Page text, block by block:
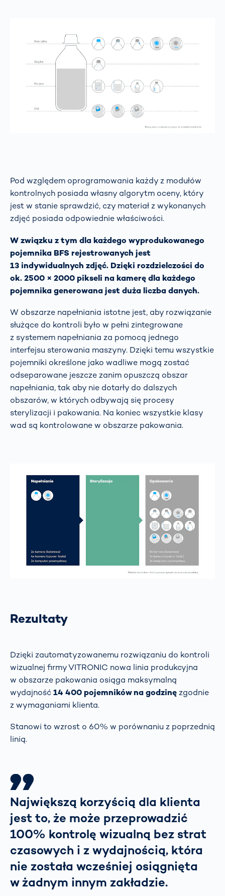
Pod względem oprogramowania każdy z modułów
kontrolnych posiada własny algorytm oceny, który
jest w stanie sprawdzić, czy materiał z wykonanych
zdjęć posiada odpowiednie właściwości.
W związku z tym dla każdego wyprodukowanego
pojemnika BFS rejestrowanych jest
13 indywidualnych zdjęć. Dzięki rozdzielczości do
ok. 2500 × 2000 pikseli na kamerę dla każdego
pojemnika generowana jest duża liczba danych.
W obszarze napełniania istotne jest, aby rozwiązanie
służące do kontroli było w pełni zintegrowane
z systemem napełniania za pomocą jednego
interfejsu sterowania maszyny. Dzięki temu wszystkie
pojemniki określone jako wadliwe mogą zostać
odseparowane jeszcze zanim opuszczą obszar
napełniania, tak aby nie dotarły do dalszych
obszarów, w których odbywają się procesy
sterylizacji i pakowania. Na koniec wszystkie klasy
wad są kontrolowane w obszarze pakowania.
Rezultaty
Dzięki zautomatyzowanemu rozwiązaniu do kontroli
wizualnej firmy VITRONIC nowa linia produkcyjna
w obszarze pakowania osiąga maksymalną
wydajność14 400 pojemników na godzinęzgodnie
z wymaganiami klienta.
Stanowi to wzrost o 60% w porównaniu z poprzednią
linią.
Największą korzyścią dla klienta
jest to, że może przeprowadzić
100% kontrolę wizualną bez strat
czasowych i z wydajnością, która
nie została wcześniej osiągnięta
w żadnym innym zakładzie.